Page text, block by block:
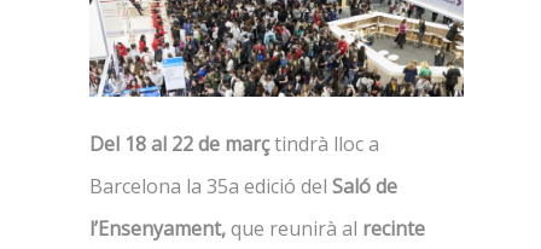
Del 18 al 22 de marçtindrà lloc a
Barcelona la 35a edició del Saló de
l’Ensenyament,que reunirà al recinte